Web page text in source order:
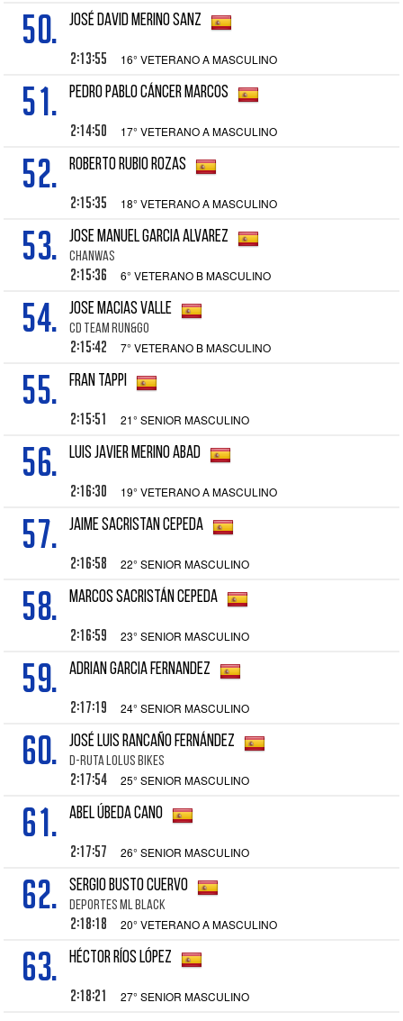
50. JOSÉ DAVID MERINO SANZ
2:13:55 16° VETERANO A MASCULINO
51. PEDRO PABLO CÁNCER MARCOS
2:14:50 17° VETERANO A MASCULINO
52. ROBERTO RUBIO ROZAS
2:15:35 18° VETERANO A MASCULINO
53. JOSE MANUEL GARCIA ALVAREZ
CHANWAS
2:15:36 6° VETERANO B MASCULINO
54. JOSE MACIAS VALLE
CD TEAM RUN&GO
2:15:42 7° VETERANO B MASCULINO
55. FRAN TAPPI
2:15:51 21° SENIOR MASCULINO
56. LUIS JAVIER MERINO ABAD
2:16:30 19° VETERANO A MASCULINO
57. JAIME SACRISTAN CEPEDA
2:16:58 22° SENIOR MASCULINO
58. MARCOS SACRISTÁN CEPEDA
2:16:59 23° SENIOR MASCULINO
59. ADRIAN GARCIA FERNANDEZ
2:17:19 24° SENIOR MASCULINO
60. JOSÉ LUIS RANCAÑO FERNÁNDEZ
D-RUTA LOLUS BIKES
2:17:54 25° SENIOR MASCULINO
61. ABEL ÚBEDA CANO
2:17:57 26° SENIOR MASCULINO
62. SERGIO BUSTO CUERVO
DEPORTES ML BLACK
2:18:18 20° VETERANO A MASCULINO
63. HÉCTOR RÍOS LÓPEZ
2:18:21 27° SENIOR MASCULINO